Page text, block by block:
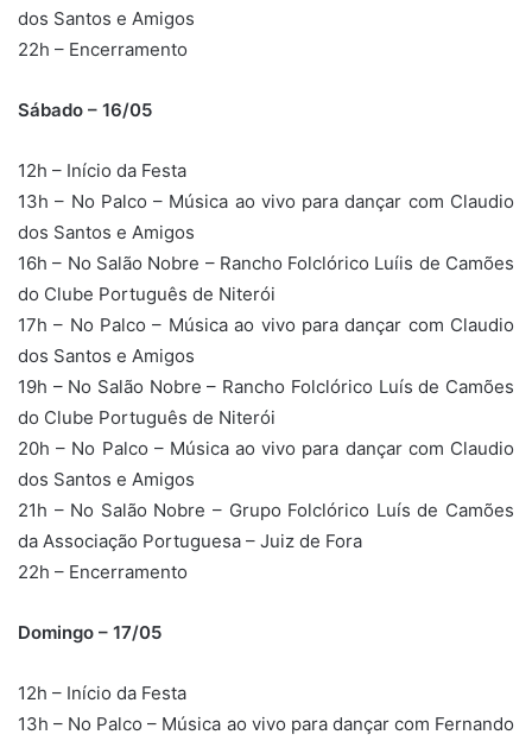
dos Santos e Amigos
22h – Encerramento
Sábado – 16/05
12h – Início da Festa
13h – No Palco – Música ao vivo para dançar com Claudio
dos Santos e Amigos
16h – No Salão Nobre – Rancho Folclórico Luíis de Camões
do Clube Português de Niterói
17h – No Palco – Música ao vivo para dançar com Claudio
dos Santos e Amigos
19h – No Salão Nobre – Rancho Folclórico Luís de Camões
do Clube Português de Niterói
20h – No Palco – Música ao vivo para dançar com Claudio
dos Santos e Amigos
21h – No Salão Nobre – Grupo Folclórico Luís de Camões
da Associação Portuguesa – Juiz de Fora
22h – Encerramento
Domingo – 17/05
12h – Início da Festa
13h – No Palco – Música ao vivo para dançar com Fernando